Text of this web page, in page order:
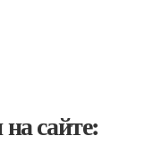
сайте: